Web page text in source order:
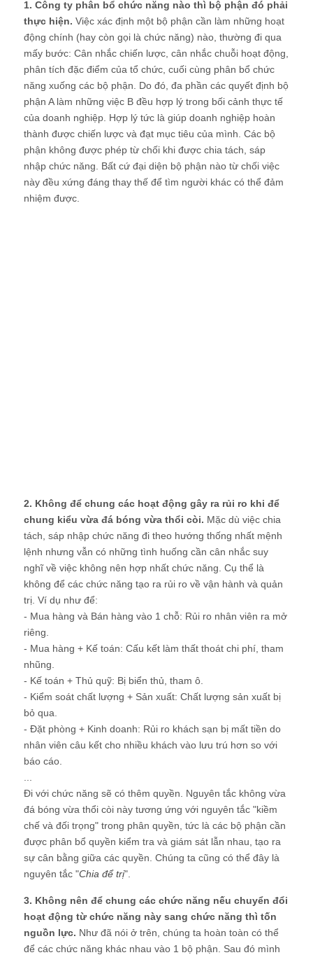
1. Công ty phân bổ chức năng nào thì bộ phận đó phải
thực hiện. Việc xác định một bộ phận cần làm những hoạt
động chính (hay còn gọi là chức năng) nào, thường đi qua
mấy bước: Cân nhắc chiến lược, cân nhắc chuỗi hoạt động,
phân tích đặc điểm của tổ chức, cuối cùng phân bổ chức
năng xuống các bộ phận. Do đó, đa phần các quyết định bộ
phận A làm những việc B đều hợp lý trong bối cảnh thực tế
của doanh nghiệp. Hợp lý tức là giúp doanh nghiệp hoàn
thành được chiến lược và đạt mục tiêu của mình. Các bộ
phận không được phép từ chối khi được chia tách, sáp
nhập chức năng. Bất cứ đại diện bộ phận nào từ chối việc
này đều xứng đáng thay thế để tìm người khác có thể đảm
nhiệm được.
2. Không để chung các hoạt động gây ra rủi ro khi để
chung kiểu vừa đá bóng vừa thổi còi. Mặc dù việc chia
tách, sáp nhập chức năng đi theo hướng thống nhất mệnh
lệnh nhưng vẫn có những tình huống cần cân nhắc suy
nghĩ về việc không nên hợp nhất chức năng. Cụ thể là
không để các chức năng tạo ra rủi ro về vận hành và quản
trị. Ví dụ như để:
- Mua hàng và Bán hàng vào 1 chỗ: Rủi ro nhân viên ra mở
riêng.
- Mua hàng + Kế toán: Cấu kết làm thất thoát chi phí, tham
nhũng.
- Kế toán + Thủ quỹ: Bị biển thủ, tham ô.
- Kiểm soát chất lượng + Sản xuất: Chất lượng sản xuất bị
bỏ qua.
- Đặt phòng + Kinh doanh: Rủi ro khách sạn bị mất tiền do
nhân viên câu kết cho nhiều khách vào lưu trú hơn so với
báo cáo.
Đi với chức năng sẽ có thêm quyền. Nguyên tắc không vừa
đá bóng vừa thổi còi này tương ứng với nguyên tắc "kiềm
chế và đối trọng" trong phân quyền, tức là các bộ phận cần
được phân bổ quyền kiểm tra và giám sát lẫn nhau, tạo ra
sự cân bằng giữa các quyền. Chúng ta cũng có thể đây là
nguyên tắc "Chia để trị".
3. Không nên để chung các chức năng nếu chuyển đổi
hoạt động từ chức năng này sang chức năng thì tốn
nguồn lực. Như đã nói ở trên, chúng ta hoàn toàn có thể
để các chức năng khác nhau vào 1 bộ phận. Sau đó mình